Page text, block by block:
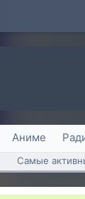
Аниме
Самые